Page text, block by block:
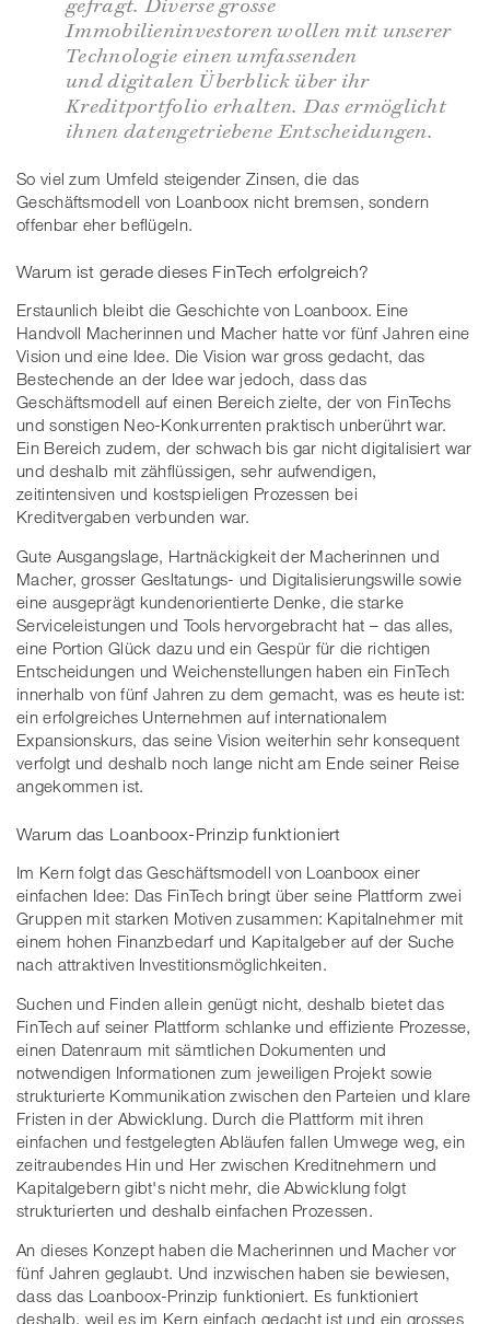
Immobilieninvestoren wollen mit unserer
Technologie einen umfassenden
und digitalen Überblick über ihr
Kreditportfolio erhalten. Das ermöglicht
ihnen datengetriebene Entscheidungen.
So viel zum Umfeld steigender Zinsen, die das
Geschäftsmodell von Loanboox nicht bremsen, sondern
offenbar eher beflügeln.
Warum ist gerade dieses FinTech erfolgreich?
Erstaunlich bleibt die Geschichte von Loanboox. Eine
Handvoll Macherinnen und Macher hatte vor fünf Jahren eine
Vision und eine Idee. Die Vision war gross gedacht, das
Bestechende an der Idee war jedoch, dass das
Geschäftsmodell auf einen Bereich zielte, der von FinTechs
und sonstigen Neo-Konkurrenten praktisch unberührt war.
Ein Bereich zudem, der schwach bis gar nicht digitalisiert war
und deshalb mit zähflüssigen, sehr aufwendigen,
zeitintensiven und kostspieligen Prozessen bei
Kreditvergaben verbunden war.
Gute Ausgangslage, Hartnäckigkeit der Macherinnen und
Macher, grosser Gesltatungs- und Digitalisierungswille sowie
eine ausgeprägt kundenorientierte Denke, die starke
Serviceleistungen und Tools hervorgebracht hat – das alles,
eine Portion Glück dazu und ein Gespür für die richtigen
Entscheidungen und Weichenstellungen haben ein FinTech
innerhalb von fünf Jahren zu dem gemacht, was es heute ist:
ein erfolgreiches Unternehmen auf internationalem
Expansionskurs, das seine Vision weiterhin sehr konsequent
verfolgt und deshalb noch lange nicht am Ende seiner Reise
angekommen ist.
Warum das Loanboox-Prinzip funktioniert
Im Kern folgt das Geschäftsmodell von Loanboox einer
einfachen Idee: Das FinTech bringt über seine Plattform zwei
Gruppen mit starken Motiven zusammen: Kapitalnehmer mit
einem hohen Finanzbedarf und Kapitalgeber auf der Suche
nach attraktiven Investitionsmöglichkeiten.
Suchen und Finden allein genügt nicht, deshalb bietet das
FinTech auf seiner Plattform schlanke und effiziente Prozesse,
einen Datenraum mit sämtlichen Dokumenten und
notwendigen Informationen zum jeweiligen Projekt sowie
strukturierte Kommunikation zwischen den Parteien und klare
Fristen in der Abwicklung. Durch die Plattform mit ihren
einfachen und festgelegten Abläufen fallen Umwege weg, ein
zeitraubendes Hin und Her zwischen Kreditnehmern und
Kapitalgebern gibt's nicht mehr, die Abwicklung folgt
strukturierten und deshalb einfachen Prozessen.
An dieses Konzept haben die Macherinnen und Macher vor
fünf Jahren geglaubt. Und inzwischen haben sie bewiesen,
dass das Loanboox-Prinzip funktioniert. Es funktioniert
deshalb, weil es im Kern einfach gedacht ist und ein grosses